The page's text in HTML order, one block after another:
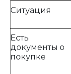
Ситуация
Есть
документы о
покупке